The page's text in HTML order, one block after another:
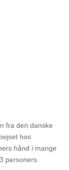
fra den danske
hos
hånd i mange
personers.